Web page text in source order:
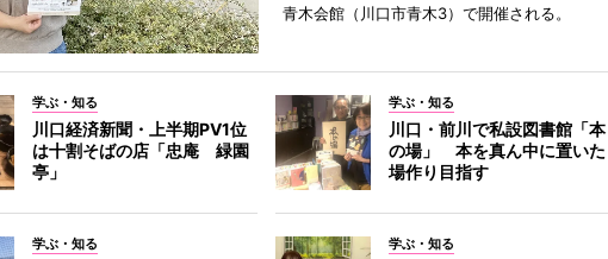
青木会館（川口市青木3）で開催される。
学ぶ・知る
川口経済新聞・上半期PV1位
は十割そばの店「忠庵 緑園
亭」
学ぶ・知る
川口・前川で私設図書館「本
の場」 本を真ん中に置いた
場作り目指す
学ぶ・知る 学ぶ・知る